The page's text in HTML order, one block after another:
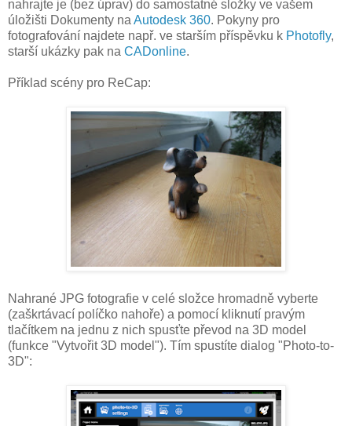
nahrajte je (bez úprav) do samostatné složky ve vašem
úložišti Dokumenty na Autodesk 360. Pokyny pro
fotografování najdete např. ve starším příspěvku k Photofly,
starší ukázky pak na CADonline.
Příklad scény pro ReCap:
Nahrané JPG fotografie v celé složce hromadně vyberte
(zaškrtávací políčko nahoře) a pomocí kliknutí pravým
tlačítkem na jednu z nich spusťte převod na 3D model
(funkce "Vytvořit 3D model"). Tím spustíte dialog "Photo-to-
3D":